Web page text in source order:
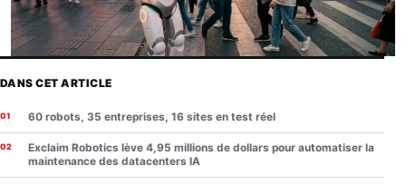
DANS CET ARTICLE
60 robots, 35 entreprises, 16 sites en test réel
Exclaim Robotics lève 4,95 millions de dollars pour automatiser la
maintenance des datacenters IA